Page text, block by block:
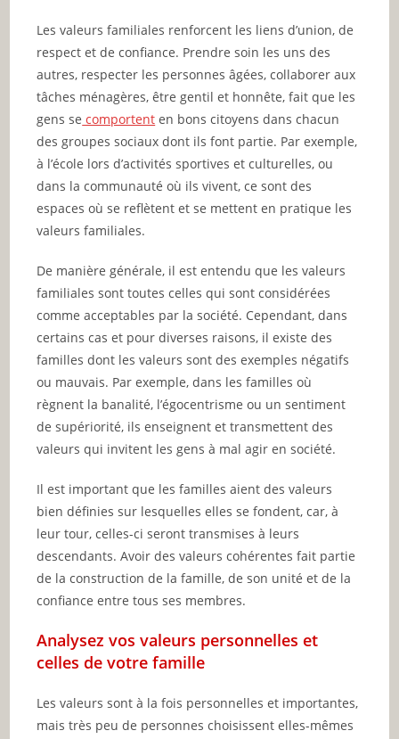
Les valeurs familiales renforcent les liens d’union, de
respect et de confiance. Prendre soin les uns des
autres, respecter les personnes âgées, collaborer aux
tâches ménagères, être gentil et honnête, fait que les
gens se comportent en bons citoyens dans chacun
des groupes sociaux dont ils font partie. Par exemple,
à l’école lors d’activités sportives et culturelles, ou
dans la communauté où ils vivent, ce sont des
espaces où se reflètent et se mettent en pratique les
valeurs familiales.
De manière générale, il est entendu que les valeurs
familiales sont toutes celles qui sont considérées
comme acceptables par la société. Cependant, dans
certains cas et pour diverses raisons, il existe des
familles dont les valeurs sont des exemples négatifs
ou mauvais. Par exemple, dans les familles où
règnent la banalité, l’égocentrisme ou un sentiment
de supériorité, ils enseignent et transmettent des
valeurs qui invitent les gens à mal agir en société.
Il est important que les familles aient des valeurs
bien définies sur lesquelles elles se fondent, car, à
leur tour, celles-ci seront transmises à leurs
descendants. Avoir des valeurs cohérentes fait partie
de la construction de la famille, de son unité et de la
confiance entre tous ses membres.
Analysez vos valeurs personnelles et
celles de votre famille
Les valeurs sont à la fois personnelles et importantes,
mais très peu de personnes choisissent elles-mêmes